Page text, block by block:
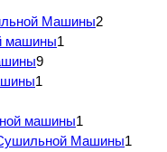
Машины2
машины1
9
1
машины1
Машины1